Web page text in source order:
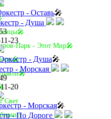
Парк - Этот Мир🎤
Свет
- Оставь🎤
23
- Душа🎤
20
- Морская🎤